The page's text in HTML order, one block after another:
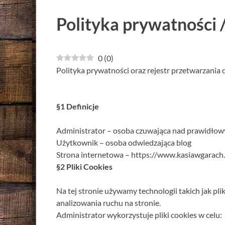
Polityka prywatności
0 (0)
Polityka prywatności oraz rejestr przetwarzania
§1 Definicje
Administrator – osoba czuwająca nad
Użytkownik – osoba odwiedzająca blog
Strona internetowa – https://
§2 Pliki Cookies
Na tej stronie używamy technologii takich jak
analizowania ruchu na stronie.
Administrator wykorzystuje pliki cookies w celu: